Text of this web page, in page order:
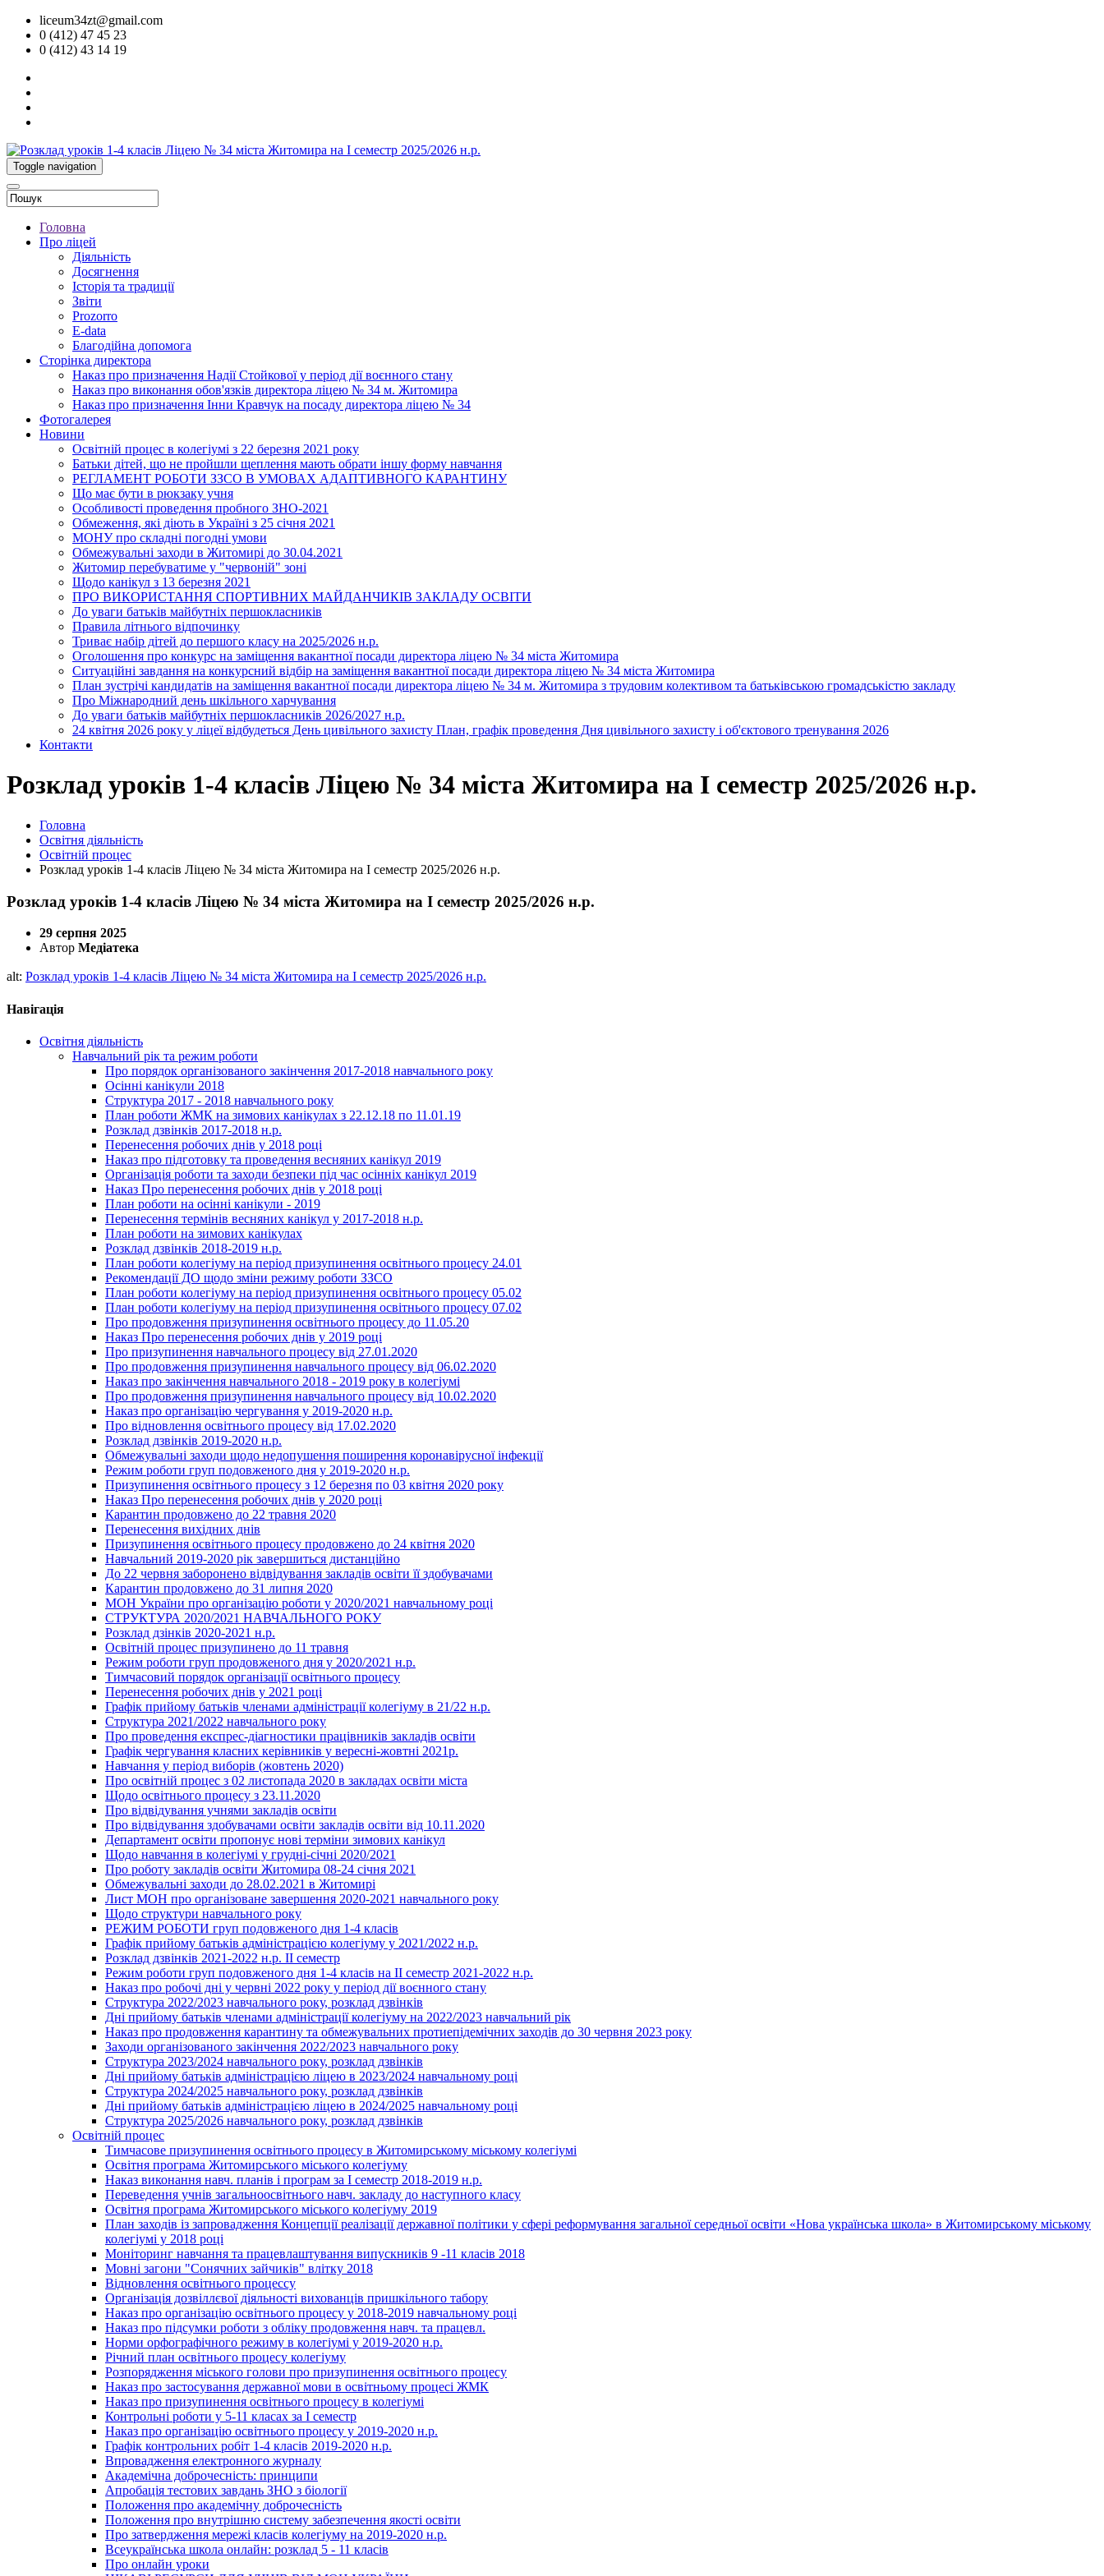
liceum34zt@gmail.com
0 (412) 47 45 23
0 (412) 43 14 19
Toggle navigation
Головна
Про ліцей
Діяльність
Досягнення
Історія та традиції
Звіти
Prozorro
E-data
Благодійна допомога
Сторінка директора
Наказ про призначення Надії Стойкової у період дії воєнного стану
Наказ про виконання обов'язків директора ліцею № 34 м. Житомира
Наказ про призначення Інни Кравчук на посаду директора ліцею № 34
Фотогалерея
Новини
Освітній процес в колегіумі з 22 березня 2021 року
Батьки дітей, що не пройшли щеплення мають обрати іншу форму навчання
РЕГЛАМЕНТ РОБОТИ ЗЗСО В УМОВАХ АДАПТИВНОГО КАРАНТИНУ
Що має бути в рюкзаку учня
Особливості проведення пробного ЗНО-2021
Обмеження, які діють в Україні з 25 січня 2021
МОНУ про складні погодні умови
Обмежувальні заходи в Житомирі до 30.04.2021
Житомир перебуватиме у "червоній" зоні
Щодо канікул з 13 березня 2021
ПРО ВИКОРИСТАННЯ СПОРТИВНИХ МАЙДАНЧИКІВ ЗАКЛАДУ ОСВІТИ
До уваги батьків майбутніх першокласників
Правила літнього відпочинку
Триває набір дітей до першого класу на 2025/2026 н.р.
Оголошення про конкурс на заміщення вакантної посади директора ліцею № 34 міста Житомира
Ситуаційні завдання на конкурсний відбір на заміщення вакантної посади директора ліцею № 34 міста Житомира
План зустрічі кандидатів на заміщення вакантної посади директора ліцею № 34 м. Житомира з трудовим колективом та батьківською громадськістю закладу
Про Міжнародний день шкільного харчування
До уваги батьків майбутніх першокласників 2026/2027 н.р.
24 квітня 2026 року у ліцеї відбудеться День цивільного захисту План, графік проведення Дня цивільного захисту і об'єктового тренування 2026
Контакти
Розклад уроків 1-4 класів Ліцею № 34 міста Житомира на І семестр 2025/2026 н.р.
Головна
Освітня діяльність
Освітній процес
Розклад уроків 1-4 класів Ліцею № 34 міста Житомира на І семестр 2025/2026 н.р.
Розклад уроків 1-4 класів Ліцею № 34 міста Житомира на І семестр 2025/2026 н.р.
29 серпня 2025
Автор Медіатека
alt: Розклад уроків 1-4 класів Ліцею № 34 міста Житомира на І семестр 2025/2026 н.р.
Навігація
Освітня діяльність
Навчальний рік та режим роботи
Про порядок організованого закінчення 2017-2018 навчального року
Осінні канікули 2018
Структура 2017 - 2018 навчального року
План роботи ЖМК на зимових канікулах з 22.12.18 по 11.01.19
Розклад дзвінків 2017-2018 н.р.
Перенесення робочих днів у 2018 році
Наказ про підготовку та проведення весняних канікул 2019
Організація роботи та заходи безпеки під час осінніх канікул 2019
Наказ Про перенесення робочих днів у 2018 році
План роботи на осінні канікули - 2019
Перенесення термінів весняних канікул у 2017-2018 н.р.
План роботи на зимових канікулах
Розклад дзвінків 2018-2019 н.р.
План роботи колегіуму на період призупинення освітнього процесу 24.01
Рекомендації ДО щодо зміни режиму роботи ЗЗСО
План роботи колегіуму на період призупинення освітнього процесу 05.02
План роботи колегіуму на період призупинення освітнього процесу 07.02
Про продовження призупинення освітнього процесу до 11.05.20
Наказ Про перенесення робочих днів у 2019 році
Про призупинення навчального процесу від 27.01.2020
Про продовження призупинення навчального процесу від 06.02.2020
Наказ про закінчення навчального 2018 - 2019 року в колегіумі
Про продовження призупинення навчального процесу від 10.02.2020
Наказ про організацію чергування у 2019-2020 н.р.
Про відновлення освітнього процесу від 17.02.2020
Розклад дзвінків 2019-2020 н.р.
Обмежувальні заходи щодо недопушення поширення коронавірусної інфекції
Режим роботи груп подовженого дня у 2019-2020 н.р.
Призупинення освітнього процесу з 12 березня по 03 квітня 2020 року
Наказ Про перенесення робочих днів у 2020 році
Карантин продовжено до 22 травня 2020
Перенесення вихідних днів
Призупинення освітнього процесу продовжено до 24 квітня 2020
Навчальний 2019-2020 рік завершиться дистанційно
До 22 червня заборонено відвідування закладів освіти її здобувачами
Карантин продовжено до 31 липня 2020
МОН України про організацію роботи у 2020/2021 навчальному році
СТРУКТУРА 2020/2021 НАВЧАЛЬНОГО РОКУ
Розклад дзінків 2020-2021 н.р.
Освітній процес призупинено до 11 травня
Режим роботи груп продовженого дня у 2020/2021 н.р.
Тимчасовий порядок організації освітнього процесу
Перенесення робочих днів у 2021 році
Графік прийому батьків членами адміністрації колегіуму в 21/22 н.р.
Структура 2021/2022 навчального року
Про проведення експрес-діагностики працівників закладів освіти
Графік чергування класних керівників у вересні-жовтні 2021р.
Навчання у період виборів (жовтень 2020)
Про освітній процес з 02 листопада 2020 в закладах освіти міста
Щодо освітнього процесу з 23.11.2020
Про відвідування учнями закладів освіти
Про відвідування здобувачами освіти закладів освіти від 10.11.2020
Департамент освіти пропонує нові терміни зимових канікул
Щодо навчання в колегіумі у грудні-січні 2020/2021
Про роботу закладів освіти Житомира 08-24 січня 2021
Обмежувальні заходи до 28.02.2021 в Житомирі
Лист МОН про організоване завершення 2020-2021 навчального року
Щодо структури навчального року
РЕЖИМ РОБОТИ груп подовженого дня 1-4 класів
Графік прийому батьків адміністрацією колегіуму у 2021/2022 н.р.
Розклад дзвінків 2021-2022 н.р. ІІ семестр
Режим роботи груп подовженого дня 1-4 класів на ІІ семестр 2021-2022 н.р.
Наказ про робочі дні у червні 2022 року у період дії воєнного стану
Структура 2022/2023 навчального року, розклад дзвінків
Дні прийому батьків членами адміністрації колегіуму на 2022/2023 навчальний рік
Наказ про продовження карантину та обмежувальних протиепідемічних заходів до 30 червня 2023 року
Заходи організованого закінчення 2022/2023 навчального року
Структура 2023/2024 навчального року, розклад дзвінків
Дні прийому батьків адміністрацією ліцею в 2023/2024 навчальному році
Структура 2024/2025 навчального року, розклад дзвінків
Дні прийому батьків адміністрацією ліцею в 2024/2025 навчальному році
Структура 2025/2026 навчального року, розклад дзвінків
Освітній процес
Тимчасове призупинення освітнього процесу в Житомирському міському колегіумі
Освітня програма Житомирського міського колегіуму
Наказ виконання навч. планів і програм за І семестр 2018-2019 н.р.
Переведення учнів загальноосвітнього навч. закладу до наступного класу
Освітня програма Житомирського міського колегіуму 2019
План заходів із запровадження Концепції реалізації державної політики у сфері реформування загальної середньої освіти «Нова українська школа» в Житомирському міському
колегіумі у 2018 році
Моніторинг навчання та працевлаштування випускників 9 -11 класів 2018
Мовні загони "Сонячних зайчиків" влітку 2018
Відновлення освітнього процессу
Організація дозвіллєвої діяльності вихованців пришкільного табору
Наказ про організацію освітнього процесу у 2018-2019 навчальному році
Наказ про підсумки роботи з обліку продовження навч. та працевл.
Норми орфографічного режиму в колегіумі у 2019-2020 н.р.
Річний план освітнього процесу колегіуму
Розпорядження міського голови про призупинення освітнього процесу
Наказ про застосування державної мови в освітньому процесі ЖМК
Наказ про призупинення освітнього процесу в колегіумі
Контрольні роботи у 5-11 класах за І семестр
Наказ про організацію освітнього процесу у 2019-2020 н.р.
Графік контрольних робіт 1-4 класів 2019-2020 н.р.
Впровадження електронного журналу
Академічна доброчесність: принципи
Апробація тестових завдань ЗНО з біології
Положення про академічну доброчесність
Положення про внутрішню систему забезпечення якості освіти
Про затвердження мережі класів колегіуму на 2019-2020 н.р.
Всеукраїнська школа онлайн: розклад 5 - 11 класів
Про онлайн уроки